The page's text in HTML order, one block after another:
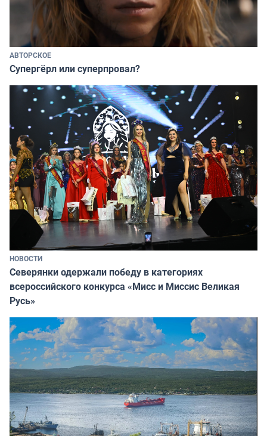
АВТОРСКОЕ
Супергёрл или суперпровал?
НОВОСТИ
Северянки одержали победу в категориях
всероссийского конкурса «Мисс и Миссис Великая
Русь»